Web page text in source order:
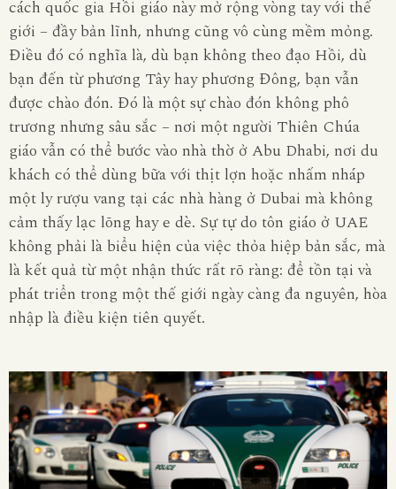
cách quốc gia Hồi giáo này mở rộng vòng tay với thế
giới – đầy bản lĩnh, nhưng cũng vô cùng mềm mỏng.
Điều đó có nghĩa là, dù bạn không theo đạo Hồi, dù
bạn đến từ phương Tây hay phương Đông, bạn vẫn
được chào đón. Đó là một sự chào đón không phô
trương nhưng sâu sắc – nơi một người Thiên Chúa
giáo vẫn có thể bước vào nhà thờ ở Abu Dhabi, nơi du
khách có thể dùng bữa với thịt lợn hoặc nhấm nháp
một ly rượu vang tại các nhà hàng ở Dubai mà không
cảm thấy lạc lõng hay e dè. Sự tự do tôn giáo ở UAE
không phải là biểu hiện của việc thỏa hiệp bản sắc, mà
là kết quả từ một nhận thức rất rõ ràng: để tồn tại và
phát triển trong một thế giới ngày càng đa nguyên, hòa
nhập là điều kiện tiên quyết.